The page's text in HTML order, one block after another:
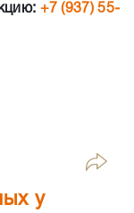
+7 (937) 55-
у